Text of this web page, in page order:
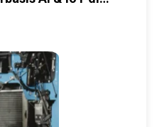
Expo (IMOX)